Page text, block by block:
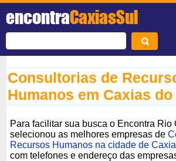
encontraCaxiasSul
Consultorias de
Humanos em Caxias do
Para facilitar sua busca o Encontra Rio
selecionou as melhores empresas de
Recursos Humanos na cidade de
com telefones e endereço das